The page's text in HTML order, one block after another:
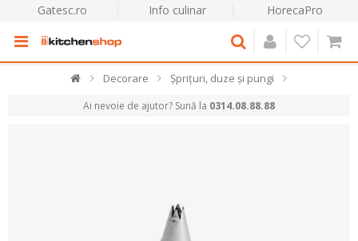
Gatesc.ro Info culinar HorecaPro
Decorare Șprițuri, duze și pungi
Ai nevoie de ajutor? Sună la 0314.08.88.88